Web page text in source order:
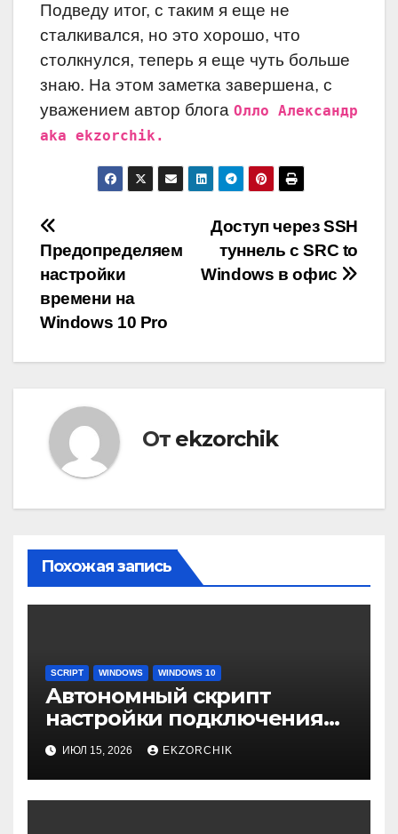
Подведу итог, с таким я еще не
сталкивался, но это хорошо, что
столкнулся, теперь я еще чуть больше
знаю. На этом заметка завершена, с
уважением автор блога Олло Александр
aka ekzorchik.
Навигация
по
записям
Доступ через SSH
туннель с SRC to
Windows в офис
Предопределяем
настройки
времени на
Windows 10 Pro
От ekzorchik
Похожая запись
SCRIPT WINDOWS WINDOWS 10
Автономный скрипт
настройки подключения
через Remote Desktop
Gateway
ИЮЛ 15, 2026 EKZORCHIK